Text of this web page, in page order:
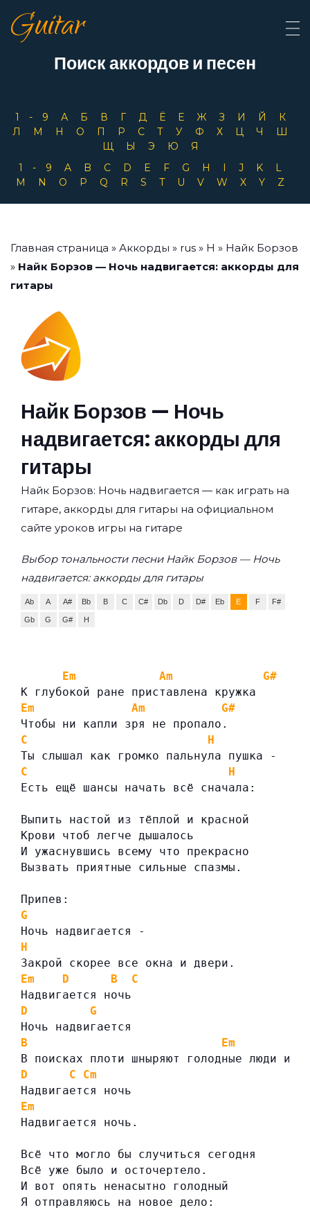
Guitar
Поиск аккордов и песен
1-9 А Б В Г Д Ё Е Ж З И Й
К
Л
М Н О П Р С Т У Ф Х Ц Ч
Ш
Щ
Ы Э Ю
Я
1-9
A B C D E F G H I J K
L
M
N O P Q R S T U V W X Y Z
Главная страница » Аккорды » rus » Н » Найк Борзов
» Найк Борзов — Ночь надвигается: аккорды для
гитары
Найк Борзов — Ночь
надвигается: аккорды для
гитары
Найк Борзов: Ночь надвигается — как играть на
гитаре, аккорды для гитары на официальном
сайте уроков игры на гитаре
Выбор тональности песни Найк Борзов — Ночь
надвигается: аккорды для гитары
Ab A A# Bb B C C# Db D D# Eb E F F#
Gb G G# H
Em Am
G#
К глубокой ране приставлена кружка
Em
Am
G#
Чтобы ни капли зря не пропало.
C
H
Ты слышал как громко пальнула пушка -
C
H
Есть ещё шансы начать всё сначала:
Выпить настой из тёплой и красной
Крови чтоб легче дышалось
И ужаснувшись всему что прекрасно
Вызвать приятные сильные спазмы.
Припев:
G
Ночь надвигается -
H
Закрой скорее все окна и двери.
Em
D B
C
Надвигается ночь
D
G
Ночь надвигается
B
Em
В поисках плоти шныряют голодные люди и
D
C
Cm
Надвигается ночь
Em
Надвигается ночь.
Всё что могло бы случиться сегодня
Всё уже было и осточертело.
И вот опять ненасытно голодный
Я отправляюсь на новое дело: